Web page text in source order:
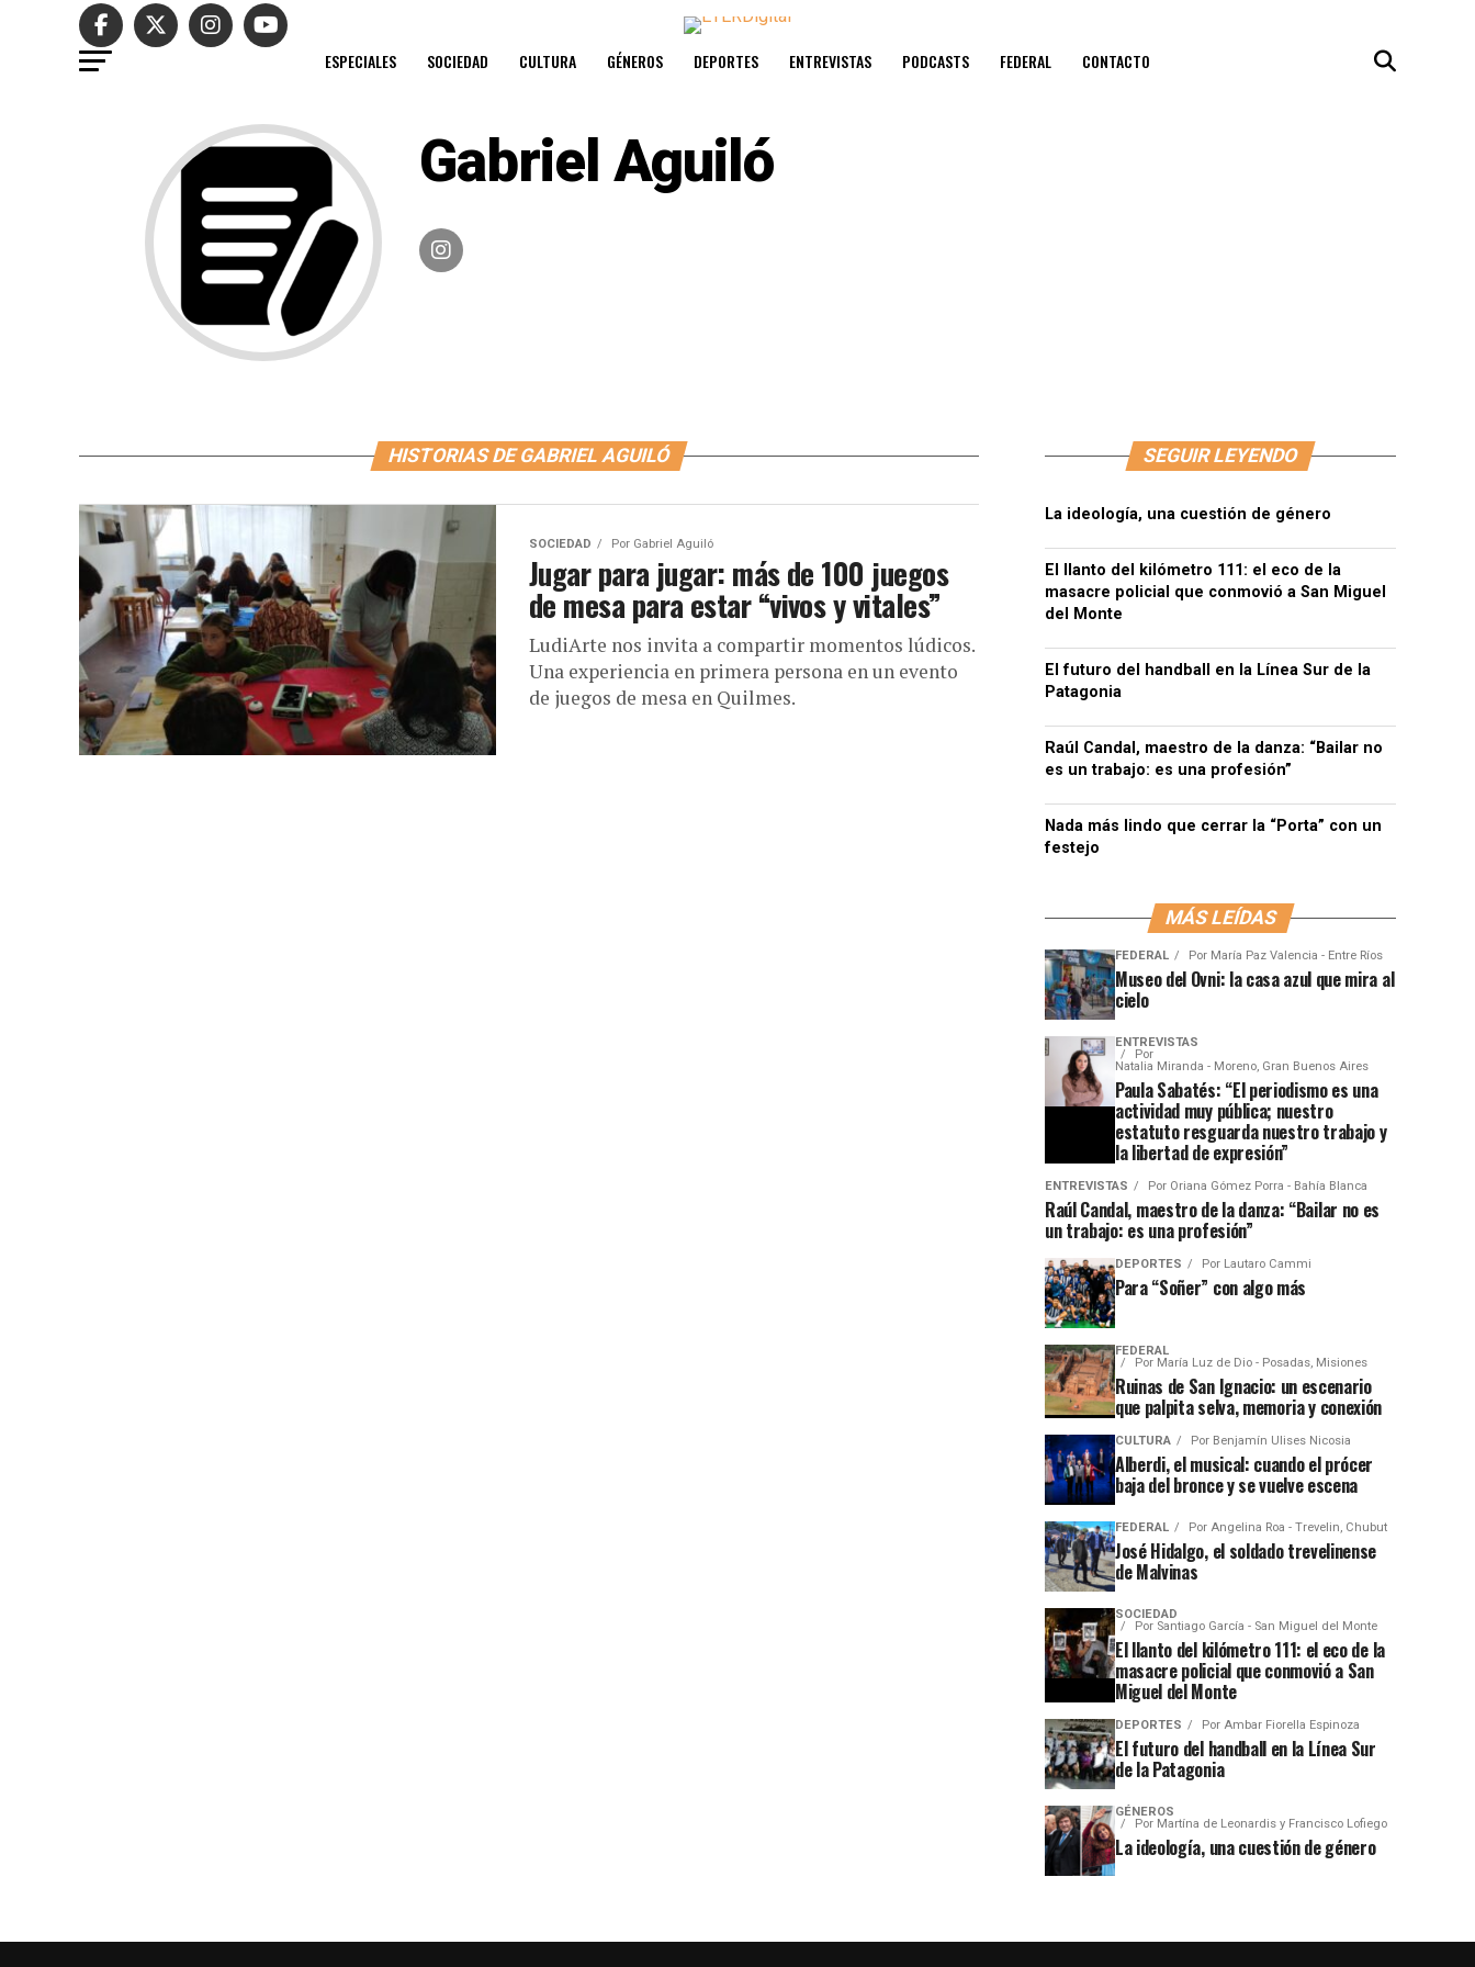
ESPECIALES SOCIEDAD CULTURA GÉNEROS DEPORTES ENTREVISTAS PODCASTS FEDERAL CONTACTO
Gabriel Aguiló
HISTORIAS DE GABRIEL AGUILÓ
SOCIEDAD Por Gabriel Aguiló
Jugar para jugar: más de 100 juegos
de mesa para estar “vivos y vitales”
LudiArte nos invita a compartir momentos lúdicos.
Una experiencia en primera persona en un evento
de juegos de mesa en Quilmes.
SEGUIR LEYENDO
La ideología, una cuestión de género
El llanto del kilómetro 111: el eco de la
masacre policial que conmovió a San Miguel
del Monte
El futuro del handball en la Línea Sur de la
Patagonia
Raúl Candal, maestro de la danza: “Bailar no
es un trabajo: es una profesión”
Nada más lindo que cerrar la “Porta” con un
festejo
MÁS LEÍDAS
FEDERAL Por María Paz Valencia - Entre Ríos
Museo del Ovni: la casa azul que mira al
cielo
ENTREVISTAS
Por
Natalia Miranda - Moreno, Gran Buenos Aires
Paula Sabatés: “El periodismo es una
actividad muy pública; nuestro
estatuto resguarda nuestro trabajo y
la libertad de expresión”
ENTREVISTAS Por Oriana Gómez Porra - Bahía Blanca
Raúl Candal, maestro de la danza: “Bailar no es
un trabajo: es una profesión”
DEPORTES Por Lautaro Cammi
Para “Soñer” con algo más
FEDERAL
Por María Luz de Dio - Posadas, Misiones
Ruinas de San Ignacio: un escenario
que palpita selva, memoria y conexión
CULTURA Por Benjamín Ulises Nicosia
Alberdi, el musical: cuando el prócer
baja del bronce y se vuelve escena
FEDERAL Por Angelina Roa - Trevelin, Chubut
José Hidalgo, el soldado trevelinense
de Malvinas
SOCIEDAD
Por Santiago García - San Miguel del Monte
El llanto del kilómetro 111: el eco de la
masacre policial que conmovió a San
Miguel del Monte
DEPORTES Por Ambar Fiorella Espinoza
El futuro del handball en la Línea Sur
de la Patagonia
GÉNEROS
Por Martína de Leonardis y Francisco Lofiego
La ideología, una cuestión de género